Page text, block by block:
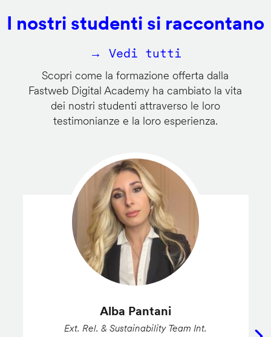
I nostri studenti si raccontano
→ Vedi tutti
Scopri come la formazione offerta dalla
Fastweb Digital Academy ha cambiato la vita
dei nostri studenti attraverso le loro
testimonianze e la loro esperienza.
Alba Pantani
Ext. Rel. & Sustainability Team Int.